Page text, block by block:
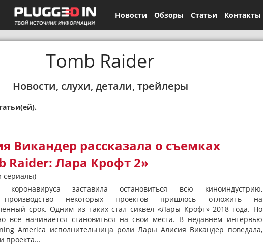
Новости Обзоры Статьи Контакты
Tomb Raider
Новости, слухи, детали, трейлеры
Викандер рассказала о съемках
Raider: Лара Крофт 2»
коронавируса заставила остановиться всю киноиндустрию,
производство некоторых проектов пришлось отложить на
срок. Одним из таких стал сиквел «Лары Крофт» 2018 года. Но
всё начинается становиться на свои места. В недавнем интервью
America исполнительница роли Лары Алисия Викандер поведала,
проекта...